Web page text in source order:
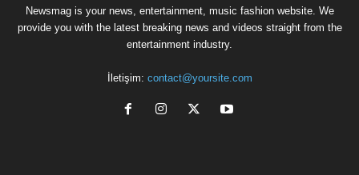
Newsmag is your news, entertainment, music fashion website. We
provide you with the latest breaking news and videos straight from the
entertainment industry.
İletişim: contact@yoursite.com